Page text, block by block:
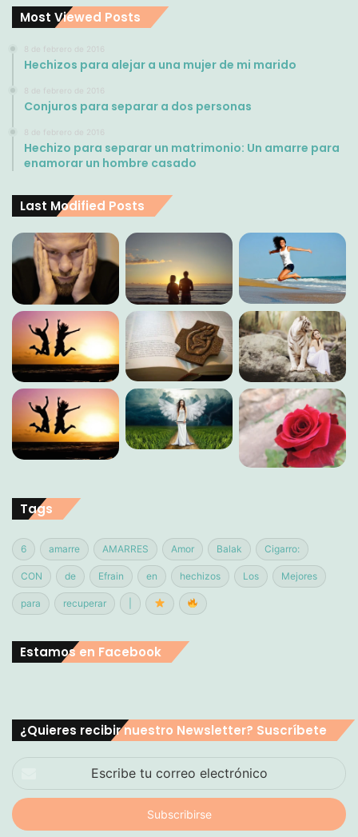
Most Viewed Posts
8 de febrero de 2016
Hechizos para alejar a una mujer de mi marido
8 de febrero de 2016
Conjuros para separar a dos personas
8 de febrero de 2016
Hechizo para separar un matrimonio: Un amarre para
enamorar un hombre casado
Last Modified Posts
Tags
6 amarre AMARRES Amor Balak Cigarro:
CON de Efrain en hechizos Los Mejores
para recuperar
Estamos en Facebook
¿Quieres recibir nuestro Newsletter? Suscríbete
correo
electrónico